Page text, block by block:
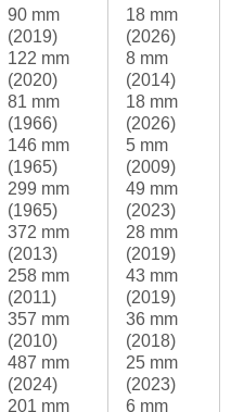
90 mm
(2019)
122 mm
(2020)
81 mm
(1966)
146 mm
(1965)
299 mm
(1965)
372 mm
(2013)
258 mm
(2011)
357 mm
(2010)
487 mm
(2024)
201 mm
18 mm
(2026)
8 mm
(2014)
18 mm
(2026)
5 mm
(2009)
49 mm
(2023)
28 mm
(2019)
43 mm
(2019)
36 mm
(2018)
25 mm
(2023)
6 mm